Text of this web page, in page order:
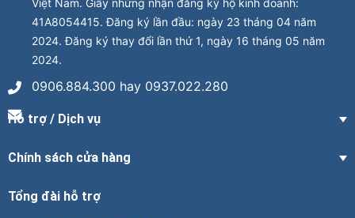
Việt Nam. Giấy nhứng nhận đăng ký hộ kinh doanh:
41A8054415. Đăng ký lần đầu: ngày 23 tháng 04 năm
2024. Đăng ký thay đổi lần thứ 1, ngày 16 tháng 05 năm
2024.
0906.884.300 hay 0937.022.280
Hỗ trợ / Dịch vụ
Chính sách cửa hàng
Tổng đài hỗ trợ